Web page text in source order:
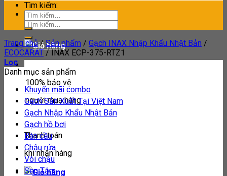
Tìm kiếm:
100% bảo vệ
người mua hàng
Thanh toán
khi nhận hàng
Tìm kiếm:
Trang chủ / Sản phẩm / Gạch INAX Nhập Khẩu Nhật Bản /
ECOCARAT /INAX ECP-375-RTZ1
Lọc
Danh mục sản phẩm
Khuyến mãi combo
Gạch Sản Xuất Tại Việt Nam
Gạch Nhập Khẩu Nhật Bản
Gạch hồ bơi
Bàn cầu
Chậu rửa
Vòi chậu
Sen Tắm